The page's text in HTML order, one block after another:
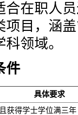
合在职人
项目，涵
领域。
件
具体要求
获得学士学位满三年